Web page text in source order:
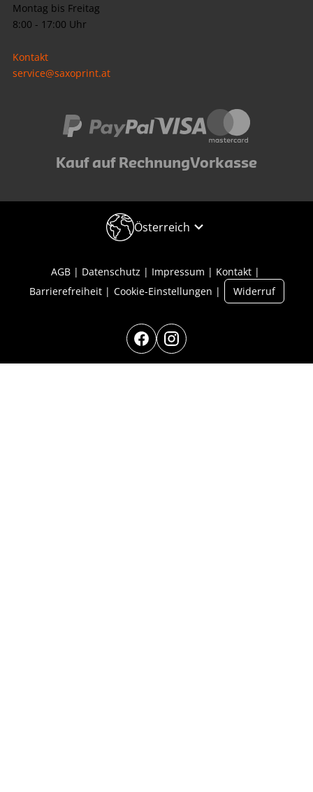
Montag bis Freitag
8:00 - 17:00 Uhr
Kontakt
service@saxoprint.at
Kauf auf RechnungVorkasse
Österreich
AGB Datenschutz Impressum
Kontakt
Barrierefreiheit
Cookie-Einstellungen Widerruf